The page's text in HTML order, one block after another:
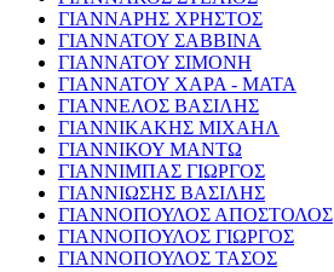
ΓΙΑΝΝΑΡΗΣ ΧΡΗΣΤΟΣ
ΓΙΑΝΝΑΤΟΥ ΣΑΒΒΙΝΑ
ΓΙΑΝΝΑΤΟΥ ΣΙΜΟΝΗ
ΓΙΑΝΝΑΤΟΥ ΧΑΡΑ - ΜΑΤΑ
ΓΙΑΝΝΕΛΟΣ ΒΑΣΙΛΗΣ
ΓΙΑΝΝΙΚΑΚΗΣ ΜΙΧΑΗΛ
ΓΙΑΝΝΙΚΟΥ ΜΑΝΤΩ
ΓΙΑΝΝΙΜΠΑΣ ΓΙΩΡΓΟΣ
ΓΙΑΝΝΙΩΣΗΣ ΒΑΣΙΛΗΣ
ΓΙΑΝΝΟΠΟΥΛΟΣ ΑΠΟΣΤΟΛΟΣ
ΓΙΑΝΝΟΠΟΥΛΟΣ ΓΙΩΡΓΟΣ
ΓΙΑΝΝΟΠΟΥΛΟΣ ΤΑΣΟΣ